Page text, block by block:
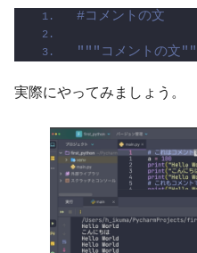
#コメントの文
"""コメントの文
実際にやってみましょう。